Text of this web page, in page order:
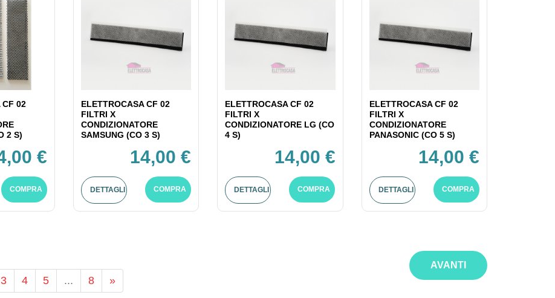
CF 02
2 S)
€
COMPRA
ELETTROCASA CF 02
FILTRI X
CONDIZIONATORE
SAMSUNG (CO 3 S)
14,00 €
DETTAGLI COMPRA
ELETTROCASA CF 02
FILTRI X
CONDIZIONATORE LG (CO
4 S)
14,00 €
DETTAGLI COMPRA
ELETTROCASA CF 02
FILTRI X
CONDIZIONATORE
PANASONIC (CO 5 S)
14,00 €
DETTAGLI COMPRA
3 4 5 ... 8 »
AVANTI